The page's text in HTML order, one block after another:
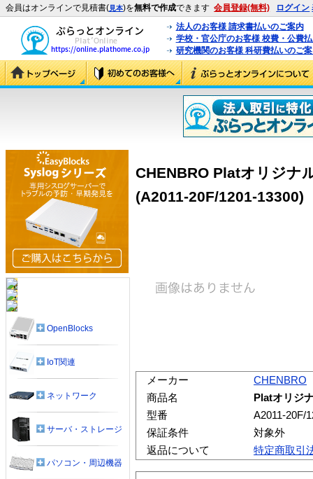
会員はオンラインで見積書(見本)を無料で作成できます 会員登録(無料) ログイン
法人のお客様 請求書払いのご案内
学校・官公庁のお客様 校費・公費
研究機関のお客様 科研費払いのご
CHENBRO Platオリジナ
(A2011-20F/1201-13300)
メーカー
CHENBRO
商品名
Platオリジ
型番
A2011-20F/
保証条件
対象外
返品について
特定商取引
OpenBlocks
IoT関連
ネットワーク
サーバ・ストレージ
パソコン・周辺機器